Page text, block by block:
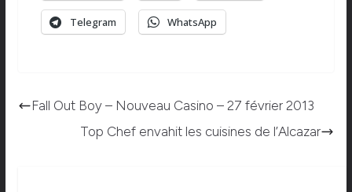
Telegram WhatsApp
Fall Out Boy – Nouveau Casino – 27 février 2013
Top Chef envahit les cuisines de l’Alcazar